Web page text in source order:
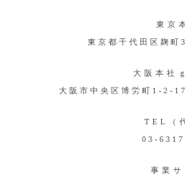
東京
東京都千代田区麹
大阪本社
大阪市中央区博労町1-2-
TEL（
03-
事業サ